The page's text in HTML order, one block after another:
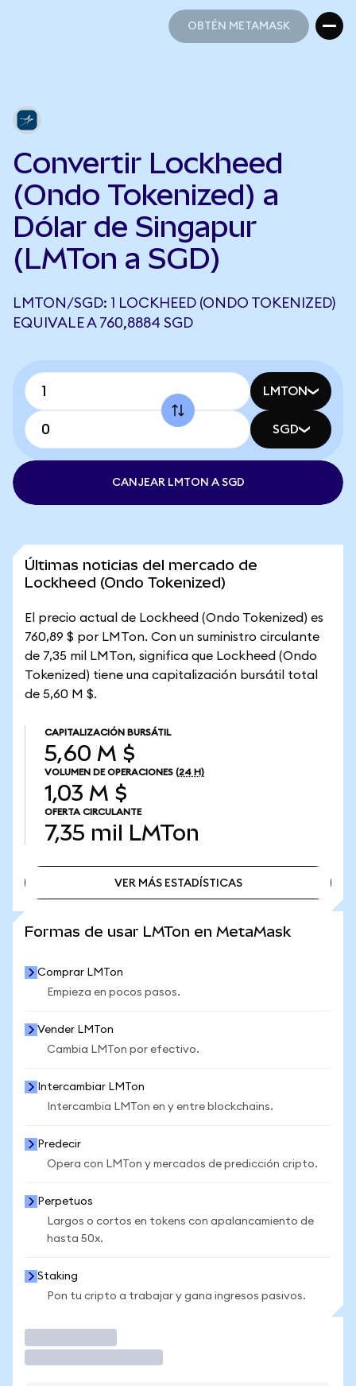
OBTÉN METAMASK
Convertir Lockheed
(Ondo Tokenized) a
Dólar de Singapur
(LMTon a SGD)
LMTON/SGD: 1 LOCKHEED (ONDO TOKENIZED)
EQUIVALE A 760,8884 SGD
LMTON
SGD
CANJEAR LMTON A SGD
Últimas noticias del mercado de
Lockheed (Ondo Tokenized)
El precio actual de Lockheed (Ondo Tokenized) es
760,89 $ por LMTon. Con un suministro circulante
de 7,35 mil LMTon, significa que Lockheed (Ondo
Tokenized) tiene una capitalización bursátil total
de 5,60 M $.
CAPITALIZACIÓN BURSÁTIL
5,60 M $
VOLUMEN DE OPERACIONES (24 H)
1,03 M $
OFERTA CIRCULANTE
7,35 mil LMTon
VER MÁS ESTADÍSTICAS
Formas de usar LMTon en MetaMask
Comprar LMTon
Empieza en pocos pasos.
Vender LMTon
Cambia LMTon por efectivo.
Intercambiar LMTon
Intercambia LMTon en y entre blockchains.
Predecir
Opera con LMTon y mercados de predicción cripto.
Perpetuos
Largos o cortos en tokens con apalancamiento de
hasta 50x.
Staking
Pon tu cripto a trabajar y gana ingresos pasivos.